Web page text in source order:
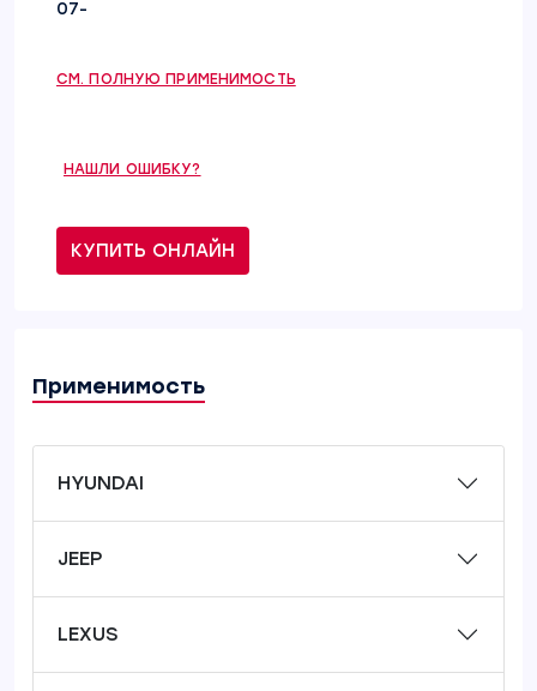
07-
СМ. ПОЛНУЮ ПРИМЕНИМОСТЬ
НАШЛИ ОШИБКУ?
КУПИТЬ ОНЛАЙН
Применимость
HYUNDAI
JEEP
LEXUS